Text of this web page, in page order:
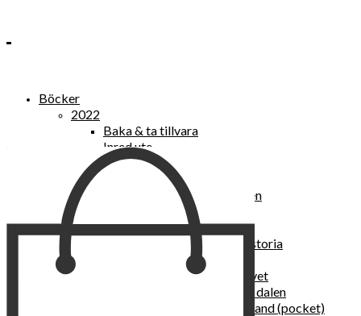
Böcker
2022
Baka & ta tillvara
Inred ute
Power Women
2021
Kvinnan som lekte med elden
“Vi vill nytt, vi begär plats”
Sånger vid avgrunden
Vattenvarelser : en kulturhistoria
Sannas fastebok
Happy skin : ung hud hela livet
Det lilla pensionatet i gröna dalen
I trygghetsnarkomanernas land (pocket)